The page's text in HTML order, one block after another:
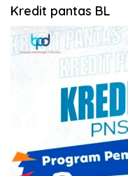
Kredit pantas BL